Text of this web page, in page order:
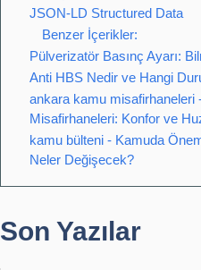
JSON-LD Structured Data
Benzer İçerikler:
Pülverizatör Basınç Ayarı:
Anti HBS Nedir ve Hangi
ankara kamu misafirhaneleri
Misafirhaneleri: Konfor ve
kamu bülteni - Kamuda
Neler Değişecek?
Son Yazılar